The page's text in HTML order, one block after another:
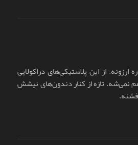
ارزونه. از این پلاستیکی‌های دراکولایی
نمی‌شه. تازه از کنار دندون‌های نیشش